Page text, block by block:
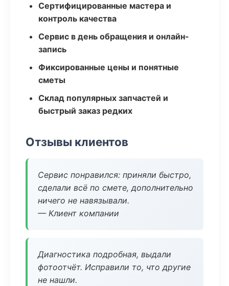
Сертифицированные мастера и
контроль качества
Сервис в день обращения и онлайн-
запись
Фиксированные цены и понятные
сметы
Склад популярных запчастей и
быстрый заказ редких
Отзывы клиентов
Сервис понравился: приняли быстро,
сделали всё по смете, дополнительно
ничего не навязывали.
— Клиент компании
Диагностика подробная, выдали
фотоотчёт. Исправили то, что другие
не нашли.